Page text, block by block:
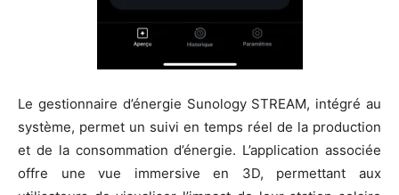
Le gestionnaire d’énergie Sunology STREAM, intégré au
système, permet un suivi en temps réel de la production
et de la consommation d’énergie. L’application associée
offre une vue immersive en 3D, permettant aux